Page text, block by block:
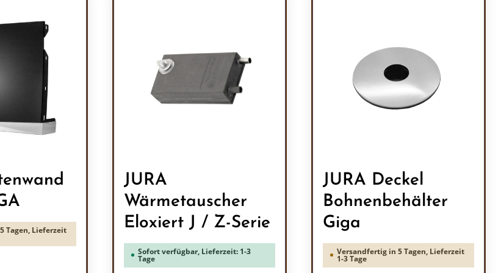
Tagen, Lieferzeit
JURA
Wärmetauscher
Eloxiert J / Z-Serie
Sofort verfügbar, Lieferzeit: 1-3
Tage
JURA Deckel
Bohnenbehälter
Giga
Versandfertig in 5 Tagen, Lieferzeit
1-3 Tage